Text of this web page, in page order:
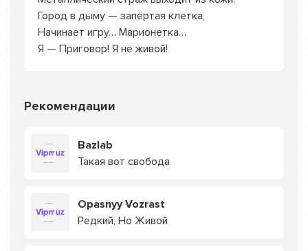
Город в дыму — запёртая клетка,
Начинает игру… Марионетка…
Я — Приговор! Я не живой!
Рекомендации
Bazlab
Такая вот свобода
Opasnyy Vozrast
Редкий, Но Живой